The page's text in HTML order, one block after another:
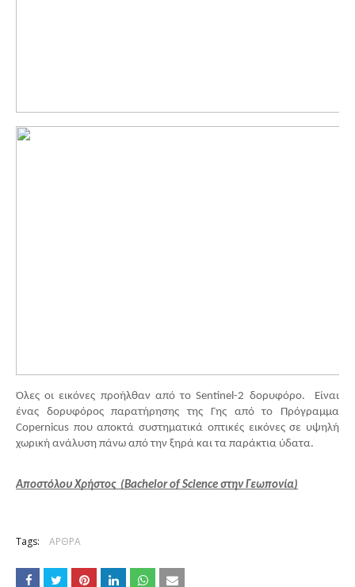
Όλες οι εικόνες προήλθαν από το Sentinel-2 δορυφόρο. Είναι
ένας δορυφόρος παρατήρησης της Γης από το Πρόγραμμα
Copernicus που αποκτά συστηματικά οπτικές εικόνες σε υψηλή
χωρική ανάλυση πάνω από την ξηρά και τα παράκτια ύδατα.
Αποστόλου Χρήστος (Bachelor of Science στην Γεωπονία)
Tags: ΑΡΘΡΑ